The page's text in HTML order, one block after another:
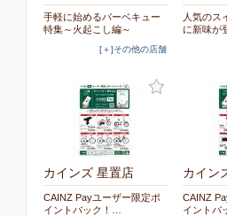
手軽に始めるバーベキュー
特集～火起こし編～
[＋]その他の店舗
人気のス
に新味が
カインズ 星置店
CAINZ Payユーザー限定ポ
イントバック！…
カイン
CAINZ
イントバ